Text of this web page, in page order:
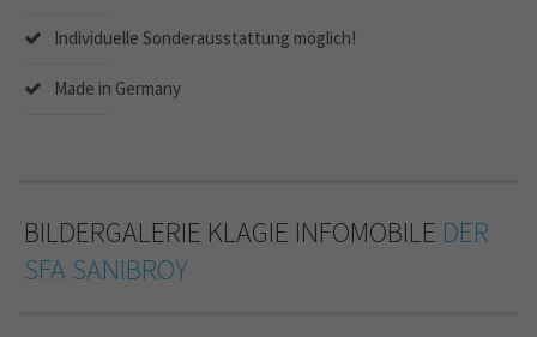
Individuelle Sonderausstattung möglich!
Made in Germany
BILDERGALERIE KLAGIE INFOMOBILE DER
SFA SANIBROY